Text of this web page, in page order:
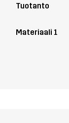
Tuotanto
Materiaali 1